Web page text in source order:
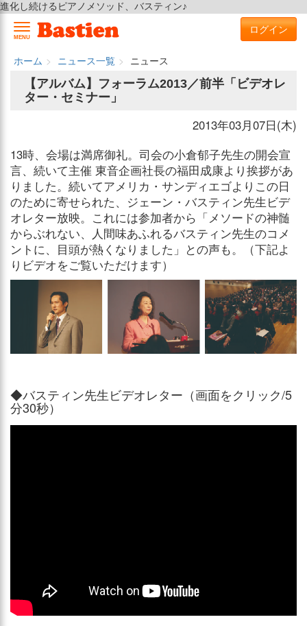
進化し続けるピアノメソッド、バスティン♪
MENU
ログイン
ホーム ニュース一覧
ニュース
【アルバム】フォーラム2013／前半「ビデオレ
ター・セミナー」
2013年03月07日(木)
13時、会場は満席御礼。司会の小倉郁子先生の開会宣
言、続いて主催 東音企画社長の福田成康より挨拶があ
りました。続いてアメリカ・サンディエゴよりこの日
のために寄せられた、ジェーン・バスティン先生ビデ
オレター放映。これには参加者から「メソードの神髄
からぶれない、人間味あふれるバスティン先生のコメ
ントに、目頭が熱くなりました」との声も。（下記よ
りビデオをご覧いただけます）
◆バスティン先生ビデオレター（画面をクリック/5
分30秒）